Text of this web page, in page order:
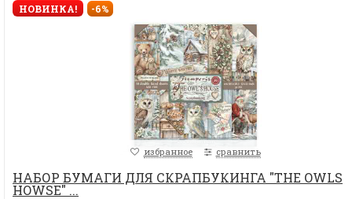
НОВИНКА! -6%
избранное сравнить
НАБОР БУМАГИ ДЛЯ СКРАПБУКИНГА "THE OWLS
HOWSE" ...